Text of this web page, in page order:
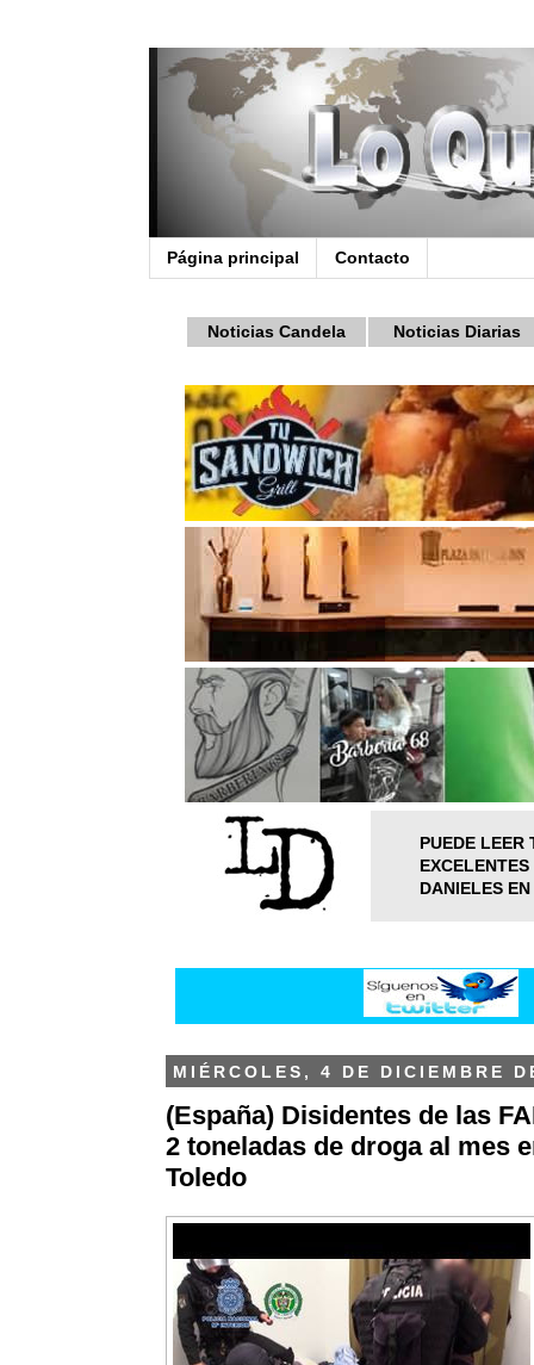
Página principal Contacto
Noticias Candela Noticias Diarias
PUEDE LEER
DANIELES
MIÉRCOLES, 4 DE DICIEMBRE
(España) Disidentes de las
2 toneladas de droga al mes
Toledo